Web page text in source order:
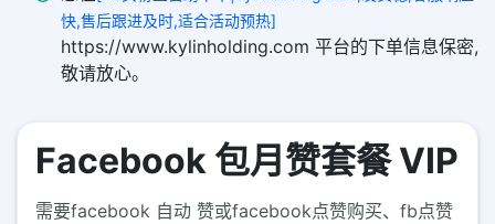
快,售后跟进及时,适合活动预热]
https://www.kylinholding.com 平台的下单信息保密,
敬请放心。
Facebook 包月赞套餐 VIP
需要facebook 自动 赞或facebook点赞购买、fb点赞